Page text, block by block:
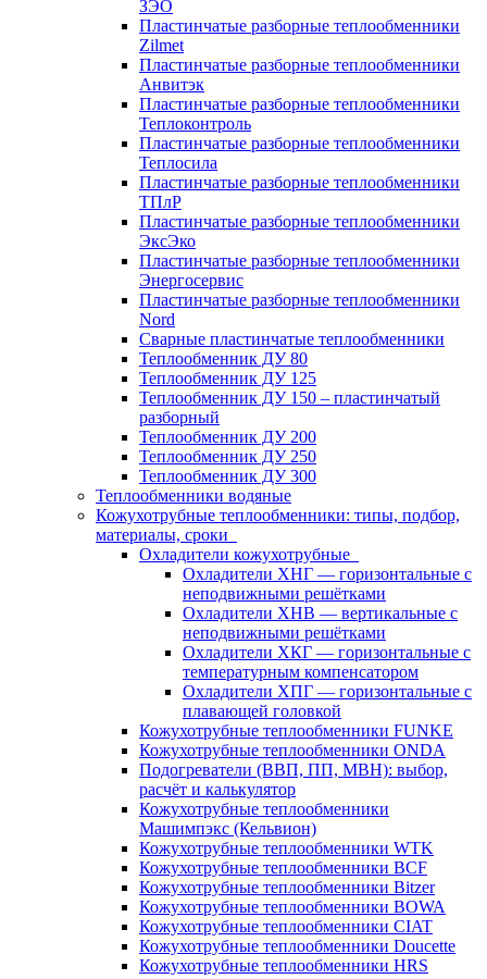
ЗЭО
Пластинчатые разборные теплообменники
Zilmet
Пластинчатые разборные теплообменники
Анвитэк
Пластинчатые разборные теплообменники
Теплоконтроль
Пластинчатые разборные теплообменники
Теплосила
Пластинчатые разборные теплообменники
ТПлР
Пластинчатые разборные теплообменники
ЭксЭко
Пластинчатые разборные теплообменники
Энергосервис
Пластинчатые разборные теплообменники
Nord
Сварные пластинчатые теплообменники
Теплообменник ДУ 80
Теплообменник ДУ 125
Теплообменник ДУ 150 – пластинчатый
разборный
Теплообменник ДУ 200
Теплообменник ДУ 250
Теплообменник ДУ 300
Теплообменники водяные
Кожухотрубные теплообменники: типы, подбор,
материалы, сроки
Охладители кожухотрубные
Охладители ХНГ — горизонтальные с
неподвижными решётками
Охладители ХНВ — вертикальные с
неподвижными решётками
Охладители ХКГ — горизонтальные с
температурным компенсатором
Охладители ХПГ — горизонтальные с
плавающей головкой
Кожухотрубные теплообменники FUNKE
Кожухотрубные теплообменники ONDA
Подогреватели (ВВП, ПП, МВН): выбор,
расчёт и калькулятор
Кожухотрубные теплообменники
Машимпэкс (Кельвион)
Кожухотрубные теплообменники WTK
Кожухотрубные теплообменники BCF
Кожухотрубные теплообменники Bitzer
Кожухотрубные теплообменники BOWA
Кожухотрубные теплообменники CIAT
Кожухотрубные теплообменники Doucette
Кожухотрубные теплообменники HRS